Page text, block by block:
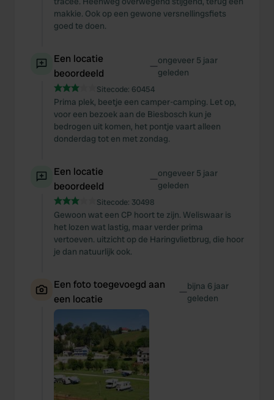
makkie. Ook op een gewone versnellingsfiets
goed te doen.
Een locatie
beoordeeld
—ongeveer 5 jaar
geleden
Sitecode: 60454
Prima plek, beetje een camper-camping. Let op,
voor een bezoek aan de Biesbosch kun je
bedrogen uit komen, het pontje vaart alleen
donderdag tot en met zondag.
Een locatie
beoordeeld
—ongeveer 5 jaar
geleden
Sitecode: 30498
Gewoon wat een CP hoort te zijn. Weliswaar is
het lozen wat lastig, maar verder prima
vertoeven. uitzicht op de Haringvlietbrug, die hoor
je dan natuurlijk ook.
Een foto toegevoegd aan
een locatie
—bijna 6 jaar
geleden